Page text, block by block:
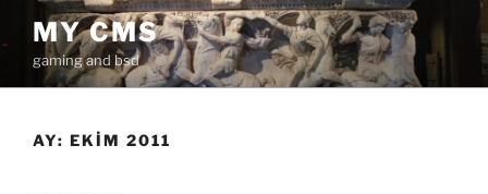
İçeriğe
MY CMS
gaming and bsd
AY: EKIM 2011